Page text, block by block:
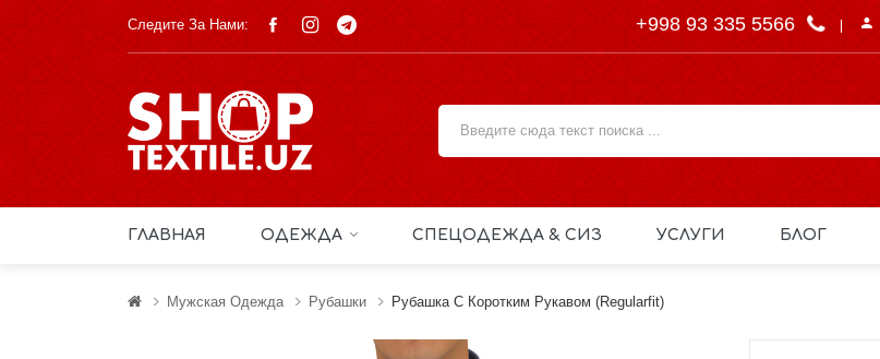
Следите За Нами: +998 93 335 5566
ГЛАВНАЯ ОДЕЖДА СПЕЦОДЕЖДА & СИЗ УСЛУГИ БЛОГ
Мужская Одежда Рубашки Рубашка С Коротким Рукавом (Regularfit)